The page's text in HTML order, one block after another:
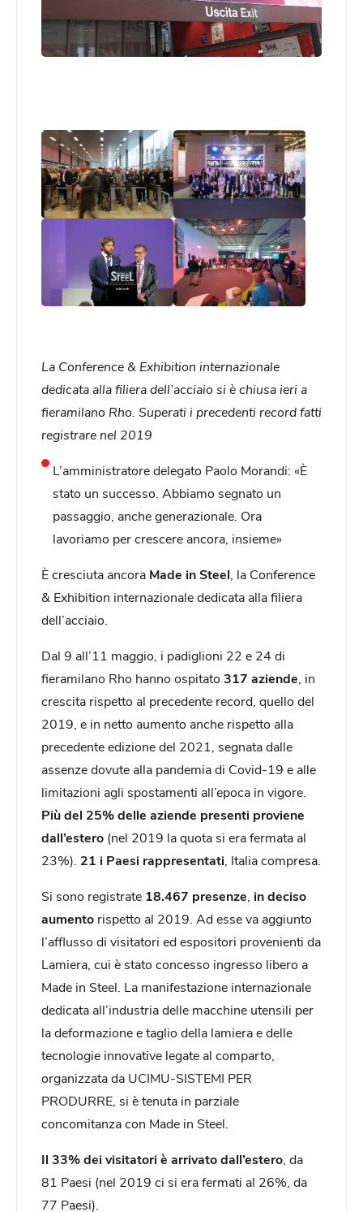
La Conference & Exhibition internazionale
dedicata alla filiera dell’acciaio si è chiusa ieria
fieramilano Rho. Superati i precedenti record fatti
registrare nel 2019
L’amministratore delegato Paolo Morandi: «È
stato un successo. Abbiamo segnato un
passaggio, anche generazionale. Ora
lavoriamo per crescere ancora, insieme»
È cresciuta ancora Made in Steel, la Conference
& Exhibition internazionale dedicata alla filiera
dell’acciaio.
Dal 9 all’11 maggio, i padiglioni 22 e 24 di
fieramilano Rho hanno ospitato 317 aziende, in
crescita rispetto al precedente record, quello del
2019, e in netto aumento anche rispetto alla
precedente edizione del 2021, segnata dalle
assenze dovute alla pandemia di Covid-19 e alle
limitazioni agli spostamenti all’epoca in vigore.
Più del 25% delle aziende presenti proviene
dall’estero (nel 2019 la quota si era fermata al
23%). 21 i Paesi rappresentati, Italia compresa.
Si sono registrate 18.467 presenze, in deciso
aumento rispetto al 2019. Ad esse va aggiunto
l’afflusso di visitatori ed espositori provenienti da
Lamiera, cui è stato concesso ingresso libero a
Made in Steel. La manifestazione internazionale
dedicata all’industria delle macchine utensili per
la deformazione e taglio della lamiera e delle
tecnologie innovative legate al comparto,
organizzata da UCIMU-SISTEMI PER
PRODURRE, si è tenuta in parziale
concomitanza con Made in Steel.
Il 33% dei visitatori è arrivato dall’estero, da
81 Paesi (nel 2019 ci si era fermati al 26%, da
77 Paesi).